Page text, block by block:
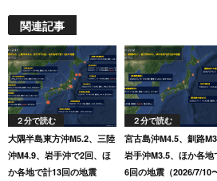
関連記事
２分で読む
大隅半島東方沖M5.2、三陸
沖M4.9、岩手沖で2回、ほ
か各地で計13回の地震
２分で読む
宮古島沖M4.5、釧路
岩手沖M3.5、ほか各地
6回の地震（2026/7/10